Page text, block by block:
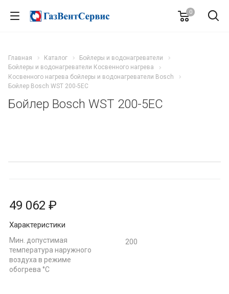
0
Главная Каталог
Бойлеры и водонагреватели
Бойлеры и водонагреватели Косвенного нагрева
Косвенного нагрева бойлеры и водонагреватели Bosch
Бойлер Bosch WST 200-5EC
Бойлер Bosch WST 200-5EC
49 062 ₽
Характеристики
Мин. допустимая
температура наружного
воздуха в режиме
обогрева °С
200